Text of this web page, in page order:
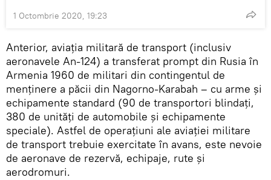
1 Octombrie 2020, 19:23
Anterior, aviația militară de transport (inclusiv
aeronavele An-124) a transferat prompt din Rusia în
Armenia 1960 de militari din contingentul de
menținere a păcii din Nagorno-Karabah – cu arme și
echipamente standard (90 de transportori blindați,
380 de unități de automobile și echipamente
speciale). Astfel de operațiuni ale aviației militare
de transport trebuie exercitate în avans, este nevoie
de aeronave de rezervă, echipaje, rute și
aerodromuri.